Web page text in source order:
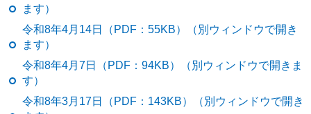
ます）
令和8年4月14日（PDF：55KB）（別ウィンドウで開き
ます）
令和8年4月7日（PDF：94KB）（別ウィンドウで開きま
す）
令和8年3月17日（PDF：143KB）（別ウィンドウで開き